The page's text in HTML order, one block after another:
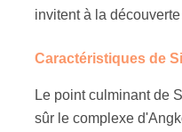
invitent à la
Caractéristiques de
Le point culminant de
sûr le complexe